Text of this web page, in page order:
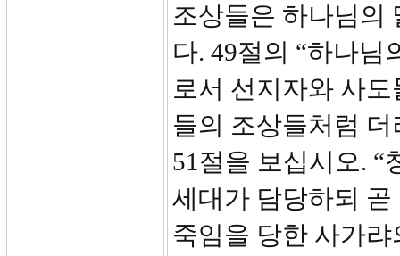
조상들은 하나님의
다. 49절의 “하나님
로서 선지자와 사
들의 조상들처럼
51절을 보십시오. “
세대가 담당하되
죽임을 당한 사가